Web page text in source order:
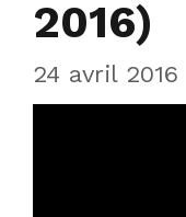
2016)
24 avril 2016